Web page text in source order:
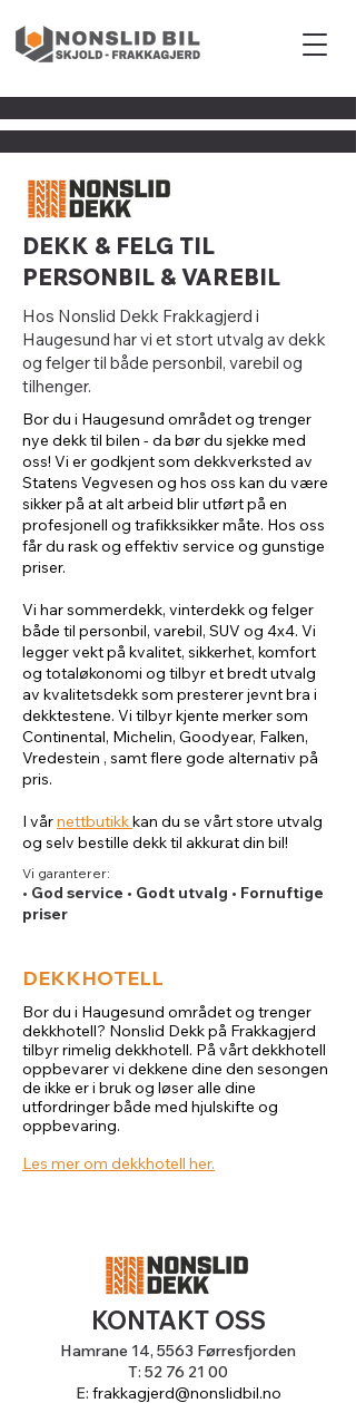
DEKK & FELG TIL
PERSONBIL & VAREBIL
Hos Nonslid Dekk Frakkagjerd i
Haugesund har vi et stort utvalg av dekk
og felger til både personbil, varebil og
tilhenger.
Bor du i Haugesund området og trenger
nye dekk til bilen - da bør du sjekke med
oss! Vi er godkjent som dekkverksted av
Statens Vegvesen og hos oss kan du være
sikker på at alt arbeid blir utført på en
profesjonell og trafikksikker måte. Hos oss
får du rask og effektiv service og gunstige
priser.
Vi har sommerdekk, vinterdekk og felger
både til personbil, varebil, SUV og 4x4. Vi
legger vekt på kvalitet, sikkerhet, komfort
og totaløkonomi og tilbyr et bredt utvalg
av kvalitetsdekk som presterer jevnt bra i
dekktestene. Vi tilbyr kjente merker som
Continental, Michelin, Goodyear, Falken,
Vredestein , samt flere gode alternativ på
pris.
I vårnettbutikkkan du se vårt store utvalg
og selv bestille dekk til akkurat din bil!
Vi garanterer:
• God service • Godt utvalg • Fornuftige
priser
DEKKHOTELL
Bor du i Haugesund området og trenger
dekkhotell? Nonslid Dekk på Frakkagjerd
tilbyr rimelig dekkhotell. På vårt dekkhotell
oppbevarer vi dekkene dine den sesongen
de ikke er i bruk og løser alle dine
utfordringer både med hjulskifte og
oppbevaring.
Les mer om dekkhotell her.
KONTAKT OSS
Hamrane 14, 5563 Førresfjorden
T: 52 76 21 00
E: frakkagjerd@nonslidbil.no